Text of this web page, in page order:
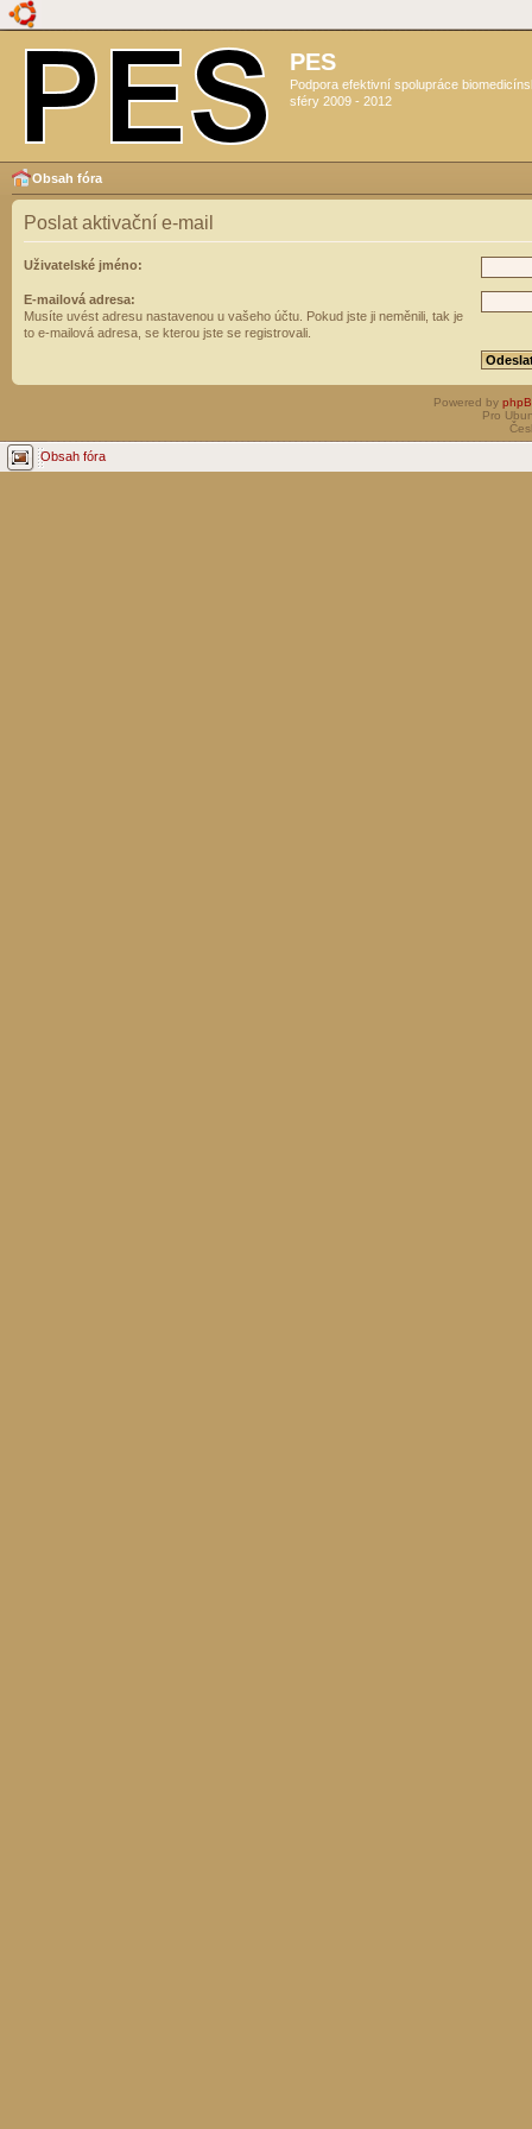
PES
Podpora efektivní spolupráce
sféry 2009 - 2012
Obsah fóra
Poslat aktivační e-mail
Uživatelské jméno:
E-mailová adresa:
Musíte uvést adresu nastavenou u vašeho účtu. Pokud jste ji neměnili, tak je
to e-mailová adresa, se kterou jste se registrovali.
Powered by
Pro
Obsah fóra